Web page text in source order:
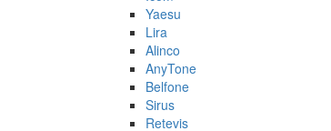
Yaesu
Lira
Alinco
AnyTone
Belfone
Sirus
Retevis